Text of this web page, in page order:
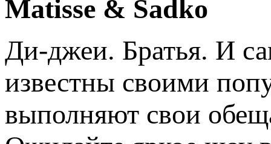
Matisse & Sadko
Ди-джеи. Братья. И
известны своими
выполняют свои